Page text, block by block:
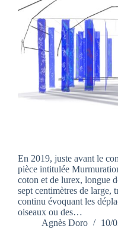
En 2019, juste avant le
pièce intitulée
coton et de lurex, longue
sept centimètres de large,
continu évoquant les
oiseaux ou des…
Agnès Doro
10/